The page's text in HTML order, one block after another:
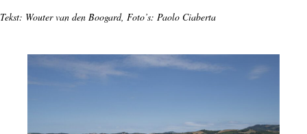
Tekst: Wouter van den Boogard, Foto’s: Paolo Ciaberta